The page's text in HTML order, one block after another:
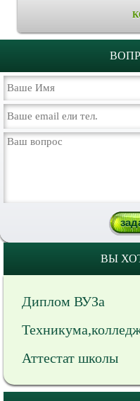
ВЫ
Диплом ВУЗа
Аттестат школы